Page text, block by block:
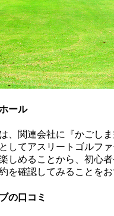
ール
、関連会社に『かごし
してアスリートゴルフ
しめることから、初心
を確認してみることをお
の口コミ